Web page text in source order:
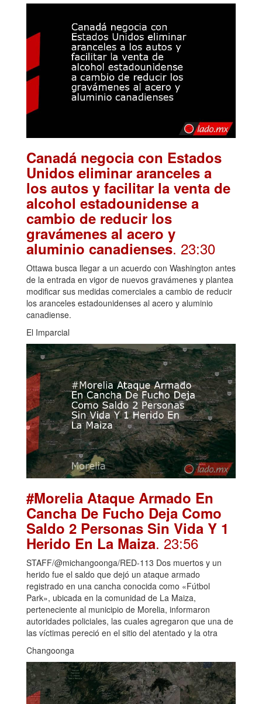
Canadá negocia con Estados
Unidos eliminar aranceles a
los autos y facilitar la venta de
alcohol estadounidense a
cambio de reducir los
gravámenes al acero y
aluminio canadienses. 23:30
Ottawa busca llegar a un acuerdo con Washington antes
de la entrada en vigor de nuevos gravámenes y plantea
modificar sus medidas comerciales a cambio de reducir
los aranceles estadounidenses al acero y aluminio
canadiense.
El Imparcial
#Morelia Ataque Armado En
Cancha De Fucho Deja Como
Saldo 2 Personas Sin Vida Y 1
Herido En La Maiza. 23:56
STAFF/@michangoonga/RED-113 Dos muertos y un
herido fue el saldo que dejó un ataque armado
registrado en una cancha conocida como «Fútbol
Park», ubicada en la comunidad de La Maiza,
perteneciente al municipio de Morelia, informaron
autoridades policiales, las cuales agregaron que una de
las víctimas pereció en el sitio del atentado y la otra
Changoonga